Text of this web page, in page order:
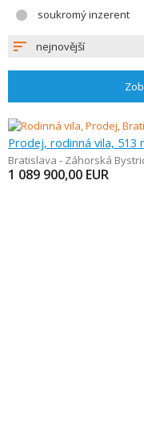
soukromý inzerent
nejnovější
Prodej, rodinná vila, 513
Bratislava - Záhorská
1 089 900,00 EUR